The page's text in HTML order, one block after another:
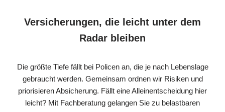
Versicherungen, die leicht unter dem
Radar bleiben
Die größte Tiefe fällt bei Policen an, die je nach Lebenslage
gebraucht werden. Gemeinsam ordnen wir Risiken und
priorisieren Absicherung. Fällt eine Alleinentscheidung hier
leicht? Mit Fachberatung gelangen Sie zu belastbaren